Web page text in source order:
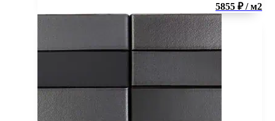
5855 ₽ / м2